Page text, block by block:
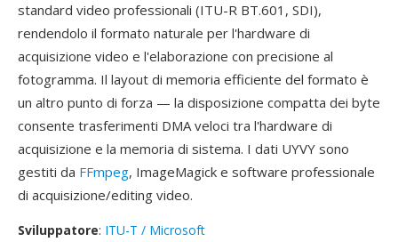
standard video professionali (ITU-R BT.601, SDI),
rendendolo il formato naturale per l'hardware di
acquisizione video e l'elaborazione con precisione al
fotogramma. Il layout di memoria efficiente del formato è
un altro punto di forza — la disposizione compatta dei byte
consente trasferimenti DMA veloci tra l'hardware di
acquisizione e la memoria di sistema. I dati UYVY sono
gestiti da FFmpeg, ImageMagick e software professionale
di acquisizione/editing video.
Sviluppatore: ITU-T / Microsoft